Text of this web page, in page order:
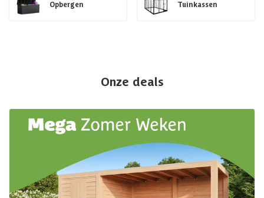
Opbergen Tuinkassen
Onze deals